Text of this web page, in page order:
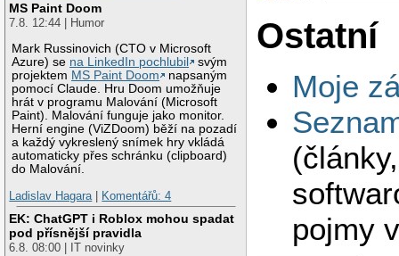
MS Paint Doom
7.8. 12:44 | Humor
Mark Russinovich (CTO v Microsoft
Azure) se na LinkedIn pochlubil
svým
projektem MS Paint Doom
napsaným
pomocí Claude. Hru Doom umožňuje
hrát v programu Malování (Microsoft
Paint). Malování funguje jako monitor.
Herní engine (ViZDoom) běží na pozadí
a každý vykreslený snímek hry vkládá
automaticky přes schránku (clipboard)
do Malování.
Ladislav Hagara | Komentářů: 4
EK: ChatGPT i Roblox mohou spadat
pod přísnější pravidla
6.8. 08:00 | IT novinky
Ostatní
Moje
pojmy